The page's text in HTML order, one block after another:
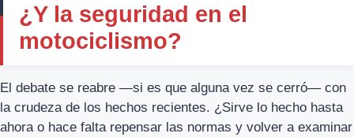
¿Y la seguridad en el
motociclismo?
El debate se reabre —si es que alguna vez se cerró— con
la crudeza de los hechos recientes. ¿Sirve lo hecho hasta
ahora o hace falta repensar las normas y volver a examinar